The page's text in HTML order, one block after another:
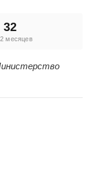
32
месяцев